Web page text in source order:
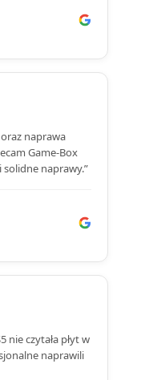
naprawa
Game-Box
naprawy.”
nie czytała płyt w
naprawili